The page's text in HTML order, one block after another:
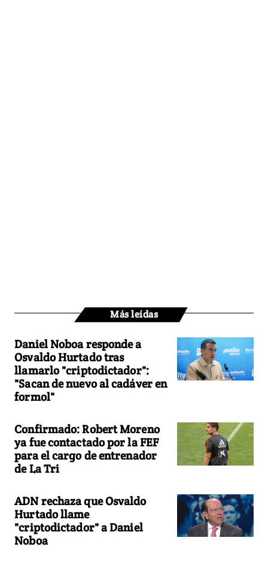
Más leídas
Daniel Noboa responde a
Osvaldo Hurtado tras
llamarlo "criptodictador":
"Sacan de nuevo al cadáver en
formol"
Confirmado: Robert Moreno
ya fue contactado por la FEF
para el cargo de entrenador
de La Tri
ADN rechaza que Osvaldo
Hurtado llame
"criptodictador" a Daniel
Noboa